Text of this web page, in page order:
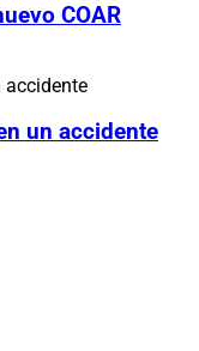
COAR
un accidente